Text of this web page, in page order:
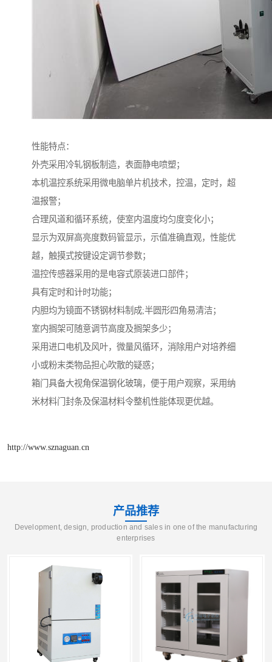
性能特点：
外壳采用冷轧钢板制造，表面静电喷塑；
本机温控系统采用微电脑单片机技术，控温，定时，超
温报警；
合理风道和循环系统，使室内温度均匀度变化小；
显示为双屏高亮度数码管显示，示值准确直观，性能优
越，触摸式按键设定调节参数；
温控传感器采用的是电容式原装进口部件；
具有定时和计时功能；
内胆均为镜面不锈钢材料制成;半圆形四角易清洁；
室内搁架可随意调节高度及搁架多少；
采用进口电机及风叶，微量风循环，消除用户对培养细
小或粉末类物品担心吹散的疑惑；
箱门具备大视角保温钢化玻璃，便于用户观察，采用纳
米材料门封条及保温材料令整机性能体现更优越。
http://www.sznaguan.cn
产品推荐
Development, design, production and sales in one of the manufacturing
enterprises